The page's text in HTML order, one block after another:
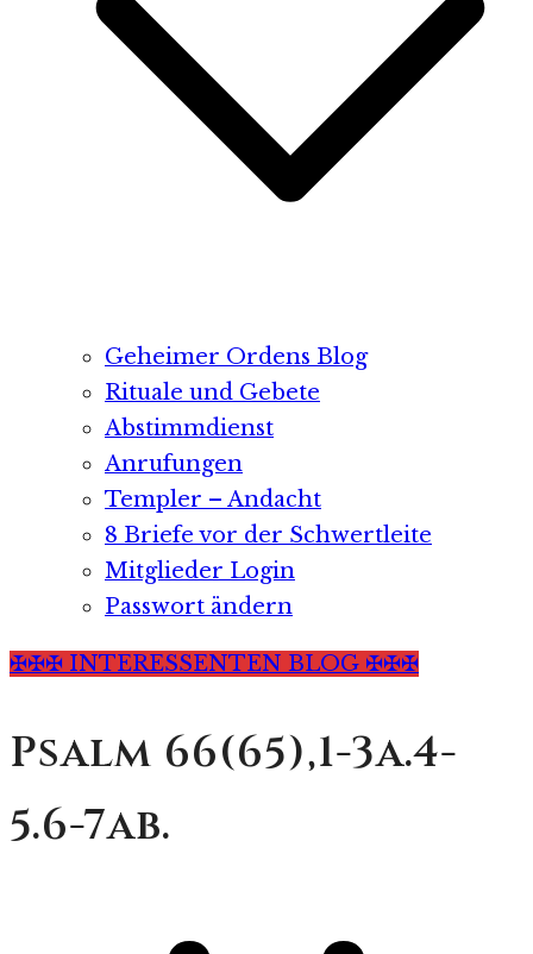
Geheimer Ordens Blog
Rituale und Gebete
Abstimmdienst
Anrufungen
Templer – Andacht
8 Briefe vor der Schwertleite
Mitglieder Login
Passwort ändern
✠✠✠ INTERESSENTEN BLOG ✠✠✠
Psalm 66(65),1-3a.4-
5.6-7ab.